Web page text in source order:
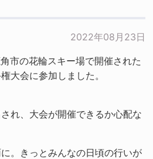
2022年08月23日
市の花輪スキー場で開催された
大会に参加しました。
れ、大会が開催できるか心配な
。きっとみんなの日頃の行いが